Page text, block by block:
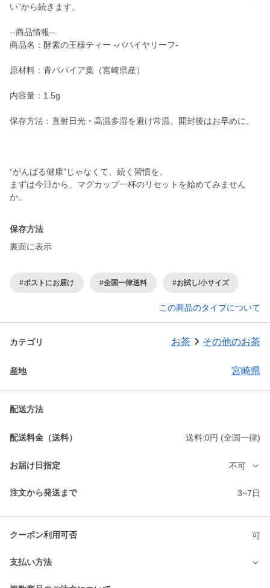
い”から続きます。
--商品情報--
商品名：酵素の王様ティー -パパイヤリーフ-
原材料：青パパイア葉（宮崎県産）
内容量：1.5g
保存方法：直射日光・高温多湿を避け常温。開封後はお早めに。
“がんばる健康”じゃなくて、続く習慣を。
まずは今日から、マグカップ一杯のリセットを始めてみません
か。
保存方法
裏面に表示
#ポストにお届け #全国一律送料 #お試し/小サイズ
この商品のタイプについて
カテゴリ お茶 その他のお茶
産地 宮崎県
配送方法
配送料金（送料） 送料:0円 (全国一律)
お届け日指定 不可
注文から発送まで 3~7日
クーポン利用可否 可
支払い方法